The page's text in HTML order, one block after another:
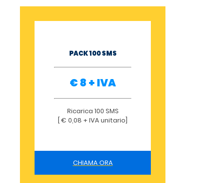
PACK 100 SMS
€ 8 + IVA
Ricarica 100 SMS
[ € 0,08 + IVA unitario]
CHIAMA ORA